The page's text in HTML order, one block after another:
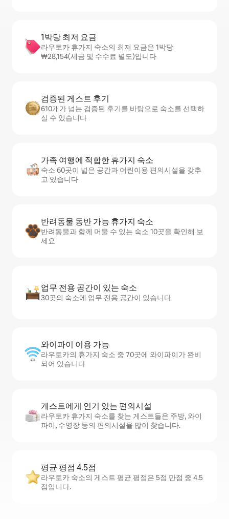
1박당 최저 요금
라우토카 휴가지 숙소의 최저 요금은 1박당
₩28,154(세금 및 수수료 별도)입니다
검증된 게스트 후기
610개가 넘는 검증된 후기를 바탕으로 숙소를 선택하
실 수 있습니다
가족 여행에 적합한 휴가지 숙소
숙소 60곳이 넓은 공간과 어린이용 편의시설을 갖추
고 있습니다
반려동물 동반 가능 휴가지 숙소
반려동물과 함께 머물 수 있는 숙소 10곳을 확인해 보
세요
업무 전용 공간이 있는 숙소
30곳의 숙소에 업무 전용 공간이 있습니다
와이파이 이용 가능
라우토카의 휴가지 숙소 중 70곳에 와이파이가 완비
되어 있습니다
게스트에게 인기 있는 편의시설
라우토카 휴가지 숙소를 찾는 게스트들은 주방, 와이
파이, 수영장 등의 편의시설을 많이 찾습니다.
평균 평점 4.5점
라우토카 숙소의 게스트 평균 평점은 5점 만점 중 4.5
점입니다.